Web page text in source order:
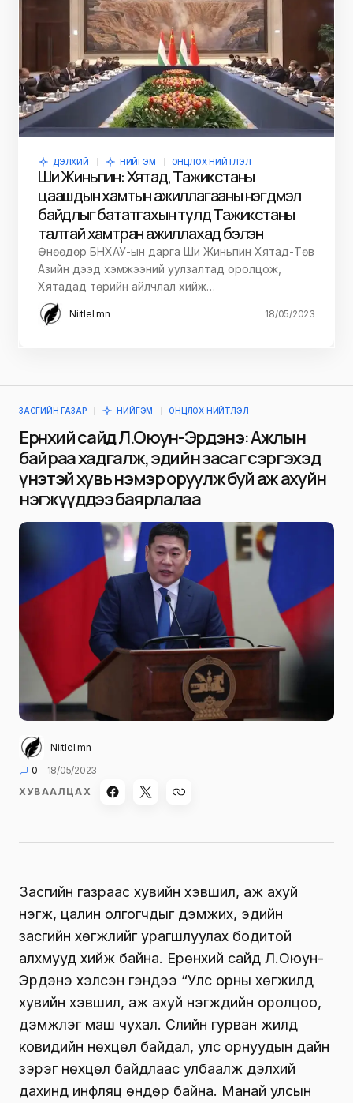
ДЭЛХИЙ НИЙГЭМ ОНЦЛОХ НИЙТЛЭЛ
Ши Жиньпин: Хятад, Тажикстаны
цаашдын хамтын ажиллагааны нэгдмэл
байдлыг бататгахын тулд Тажикстаны
талтай хамтран ажиллахад бэлэн
Өнөөдөр БНХАУ-ын дарга Ши Жиньпин Хятад-Төв
Азийн дээд хэмжээний уулзалтад оролцож,
Хятадад төрийн айлчлал хийж…
Niitlel.mn 18/05/2023
ЗАСГИЙН ГАЗАР НИЙГЭМ ОНЦЛОХ НИЙТЛЭЛ
Ерөнхий сайд Л.Оюун-Эрдэнэ: Ажлын
байраа хадгалж, эдийн засаг сэргэхэд
үнэтэй хувь нэмэр оруулж буй аж ахуйн
нэгжүүддээ баярлалаа
Niitlel.mn
0
18/05/2023
ХУВААЛЦАХ
Засгийн газраас хувийн хэвшил, аж ахуй
нэгж, цалин олгогчдыг дэмжих, эдийн
засгийн хөгжлийг урагшлуулах бодитой
алхмууд хийж байна. Ерөнхий сайд Л.Оюун-
Эрдэнэ хэлсэн үгэндээ “Улс орны хөгжилд
хувийн хэвшил, аж ахуй нэгжүүдийн оролцоо,
дэмжлэг маш чухал. Сүүлийн гурван жилд
ковидийн нөхцөл байдал, улс орнуудын дайн
зэрэг нөхцөл байдлаас улбаалж дэлхий
дахинд инфляц өндөр байна. Манай улсын